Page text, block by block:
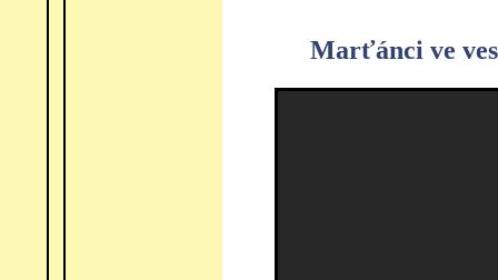
Marťánci ve